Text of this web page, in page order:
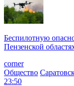
Беспилотную
Пензенской
corner
Общество
23:50